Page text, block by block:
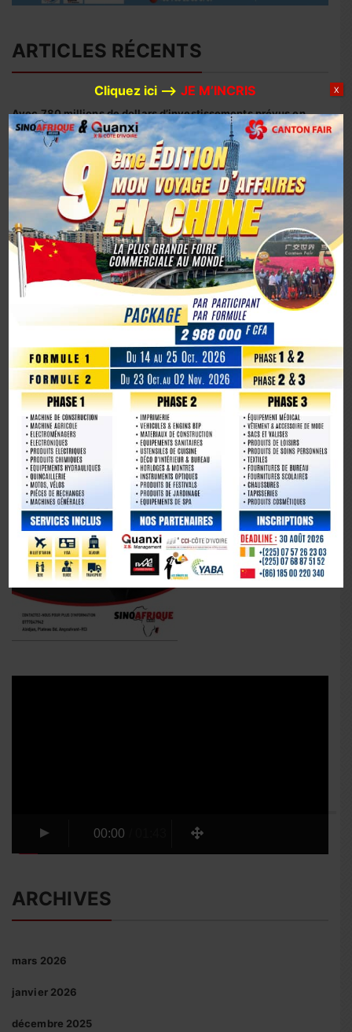
ARTICLES RÉCENTS
Avec 780 millions de dollars d’investissements prévus en
2026, Huaxin Gold accélère son expansion minière entre
Afrique et Asie
Coopération sino-ivoirienne : inauguration officielle du
siège du centre d’affaires YUE AFRICA BUSINESS ALLIANCE
(YABA) à Guangzhou
Coopération Sino-Ivoirienne : S.E.M. Abou Dosso nommé
Ambassadeur de la Côte d’Ivoire en Chine, un tournant
diplomatique
1er octobre 2025, la Chine marque son 76e anniversaire
avec éclat
La Chine fête les 80 ans de la capitulation du Japon
00:00
ARCHIVES
mars 2026
janvier 2026
décembre 2025
Cliquez ici –> JE M’INCRIS X